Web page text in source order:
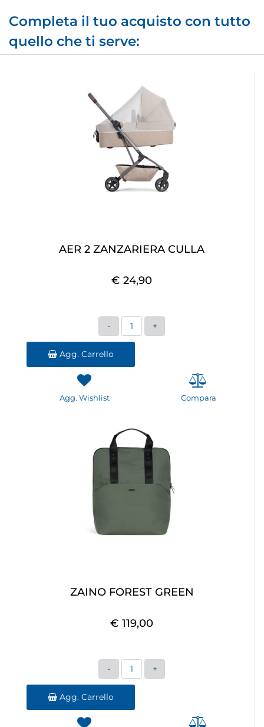
Completa il tuo acquisto con tutto
quello che ti serve:
AER 2 ZANZARIERA CULLA
€ 24,90
Quantità
Agg. Carrello
Agg. Wishlist Compara
ZAINO FOREST GREEN
€ 119,00
Quantità
Agg. Carrello